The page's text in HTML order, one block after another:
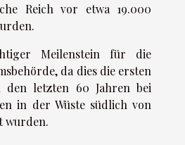
Reich vor etwa 19.000
Meilenstein für die
da dies die ersten
den letzten 60 Jahren bei
in der Wüste südlich von
wurden.